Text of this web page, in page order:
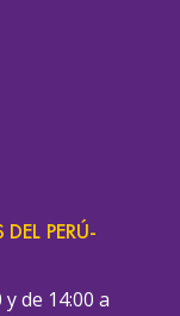
PERÚ-
y de 14:00 a